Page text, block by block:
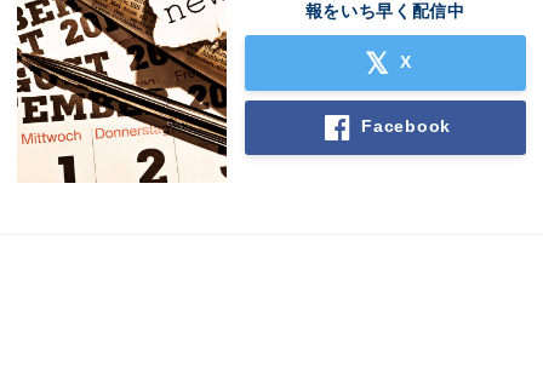
報をいち早く配信中
X
Facebook